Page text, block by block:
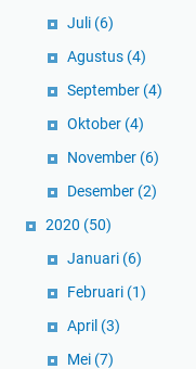
Juli (6)
Agustus (4)
September (4)
Oktober (4)
November (6)
Desember (2)
2020 (50)
Januari (6)
Februari (1)
April (3)
Mei (7)